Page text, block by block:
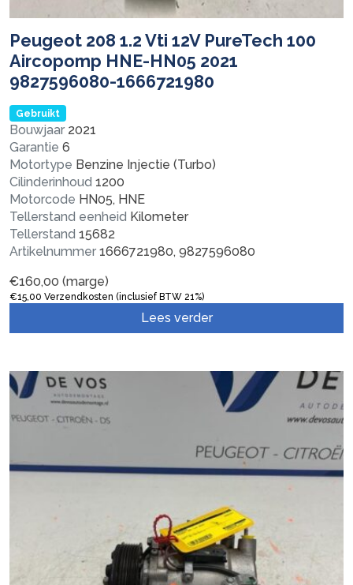
Peugeot 208 1.2 Vti 12V PureTech 100
Aircopomp HNE-HN05 2021
9827596080-1666721980
Gebruikt
Bouwjaar 2021
Garantie 6
Motortype Benzine Injectie (Turbo)
Cilinderinhoud 1200
Motorcode HN05, HNE
Tellerstand eenheid Kilometer
Tellerstand 15682
Artikelnummer 1666721980, 9827596080
€160,00 (marge)
€15,00 Verzendkosten (inclusief BTW 21%)
Lees verder